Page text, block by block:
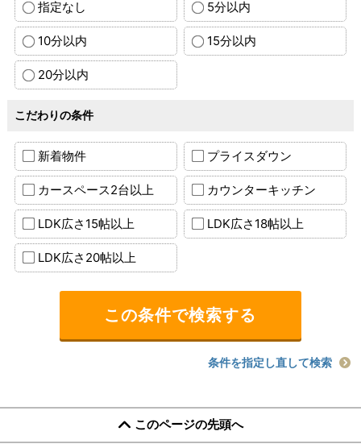
指定なし 5分以内
10分以内 15分以内
20分以内
こだわりの条件
新着物件 プライスダウン
カースペース2台以上 カウンターキッチン
LDK広さ15帖以上 LDK広さ18帖以上
LDK広さ20帖以上
条件を指定し直して検索
このページの先頭へ